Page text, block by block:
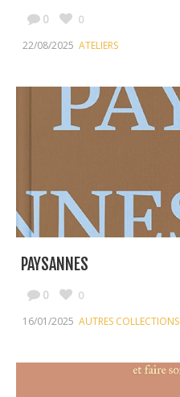
0
0
22/08/2025 ATELIERS
PAYSANNES
0
0
16/01/2025 AUTRES COLLECTIONS